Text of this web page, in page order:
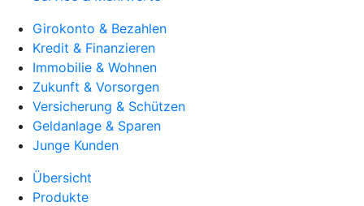
Girokonto & Bezahlen
Kredit & Finanzieren
Immobilie & Wohnen
Zukunft & Vorsorgen
Versicherung & Schützen
Geldanlage & Sparen
Junge Kunden
Übersicht
Produkte